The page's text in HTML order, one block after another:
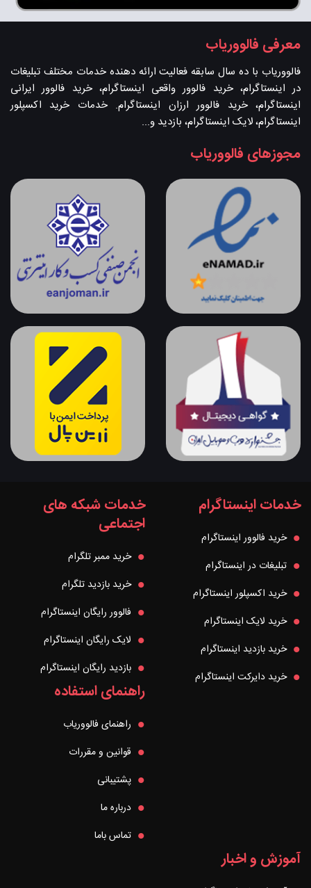
معرفی فالووریاب
فالووریاب با ده سال سابقه فعالیت ارائه دهنده خدمات مختلف تبلیغات
در اینستاگرام، خرید فالوور واقعی اینستاگرام، خرید فالوور ایرانی
اینستاگرام، خرید فالوور ارزان اینستاگرام. خدمات خرید اکسپلور
اینستاگرام، لایک اینستاگرام، بازدید و...
مجوزهای فالووریاب
خدمات اینستاگرام
خرید فالوور اینستاگرام
تبلیغات در اینستاگرام
خرید اکسپلور اینستاگرام
خرید لایک اینستاگرام
خرید بازدید اینستاگرام
خرید دایرکت اینستاگرام
خدمات شبکه های
اجتماعی
خرید ممبر تلگرام
خرید بازدید تلگرام
فالوور رایگان اینستاگرام
لایک رایگان اینستاگرام
بازدید رایگان اینستاگرام
راهنمای استفاده
راهنمای فالووریاب
قوانین و مقررات
پشتیبانی
درباره ما
تماس باما
آموزش و اخبار